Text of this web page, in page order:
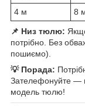
4 м
8
📌 Низ тюлю:
потрібно. Без
пошиємо).
💡 Порада:
Зателефонуйте —
модель тюлю!